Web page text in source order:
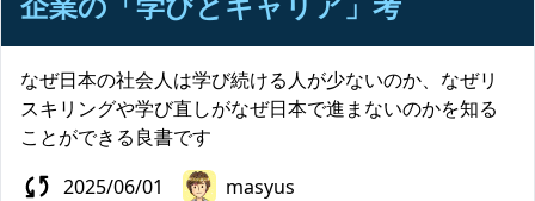
なぜ日本の社会人は学び続ける人が少ないのか、なぜリ
スキリングや学び直しがなぜ日本で進まないのかを知る
ことができる良書です
2025/06/01
masyus